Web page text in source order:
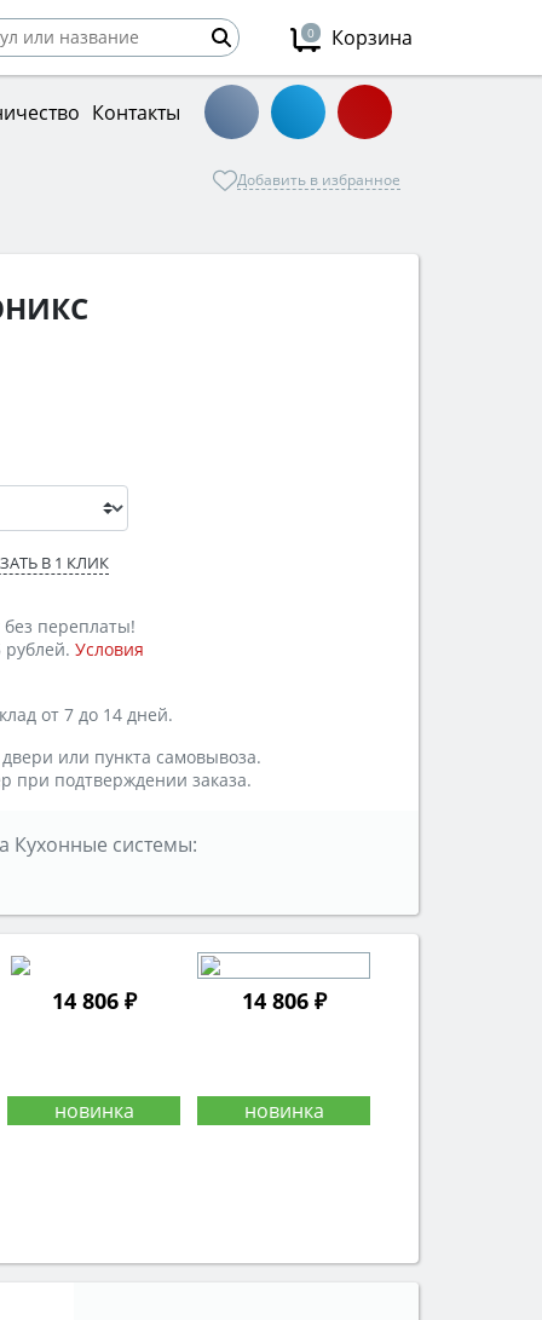
0 Корзина
Контакты
Добавить в избранное
14 806 ₽ 14 806 ₽
В 1 КЛИК
переплаты!
Условия
от 7 до 14 дней.
или пункта самовывоза.
при подтверждении заказа.
Кухонные системы: